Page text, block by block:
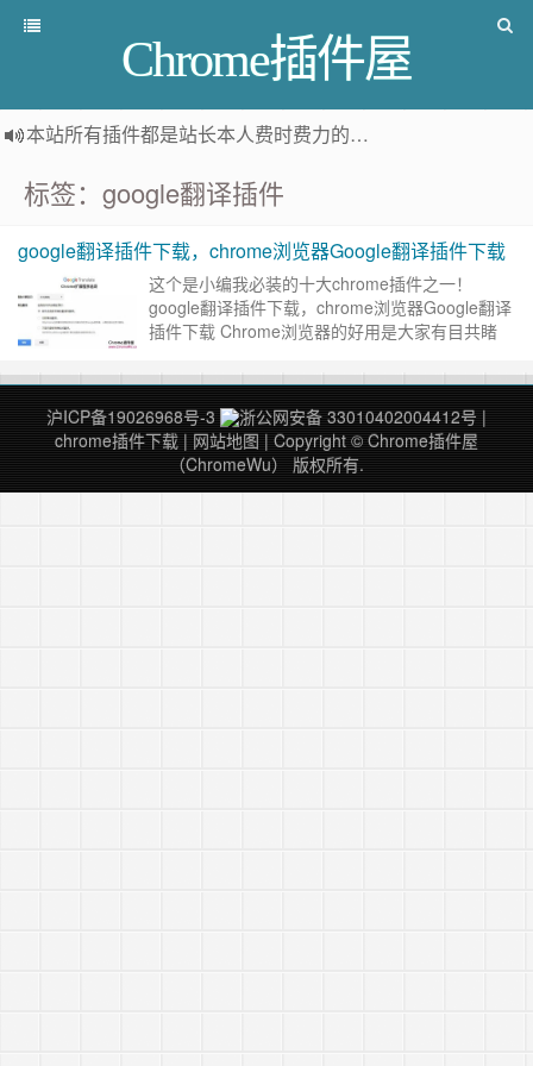
Chrome插件屋
本站所有插件都是站长本人费时费力的人工筛选推荐
标签：google翻译插件
google翻译插件下载，chrome浏览器Google翻译插件下载
这个是小编我必装的十大chrome插件之一！
google翻译插件下载，chrome浏览器Google翻译
插件下载 Chrome浏览器的好用是大家有目共睹
继续阅读 »
沪ICP备19026968号-3
浙公网安备 33010402004412号 |
chrome插件下载 | 网站地图 | Copyright © Chrome插件屋
（ChromeWu） 版权所有.